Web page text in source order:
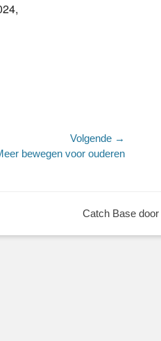
Volgende →
bewegen voor ouderen
Catch Base door